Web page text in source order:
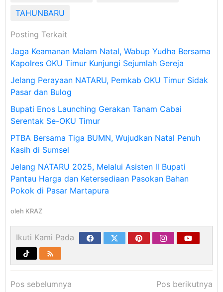
TAHUNBARU
Posting Terkait
Jaga Keamanan Malam Natal, Wabup Yudha Bersama
Kapolres OKU Timur Kunjungi Sejumlah Gereja
Jelang Perayaan NATARU, Pemkab OKU Timur Sidak
Pasar dan Bulog
Bupati Enos Launching Gerakan Tanam Cabai
Serentak Se-OKU Timur
PTBA Bersama Tiga BUMN, Wujudkan Natal Penuh
Kasih di Sumsel
Jelang NATARU 2025, Melalui Asisten ll Bupati
Pantau Harga dan Ketersediaan Pasokan Bahan
Pokok di Pasar Martapura
oleh KRAZ
Ikuti Kami Pada
Navigasi
Pos sebelumnya
Pos berikutnya